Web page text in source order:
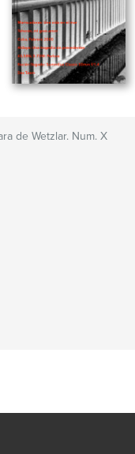
de Wetzlar. Num. X